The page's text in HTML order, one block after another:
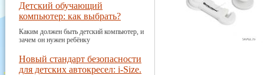
Детский обучающий
компьютер: как выбрать?
Каким должен быть детский компьютер, и
зачем он нужен ребёнку
Новый стандарт безопасности
для детских автокресел: i-Size.